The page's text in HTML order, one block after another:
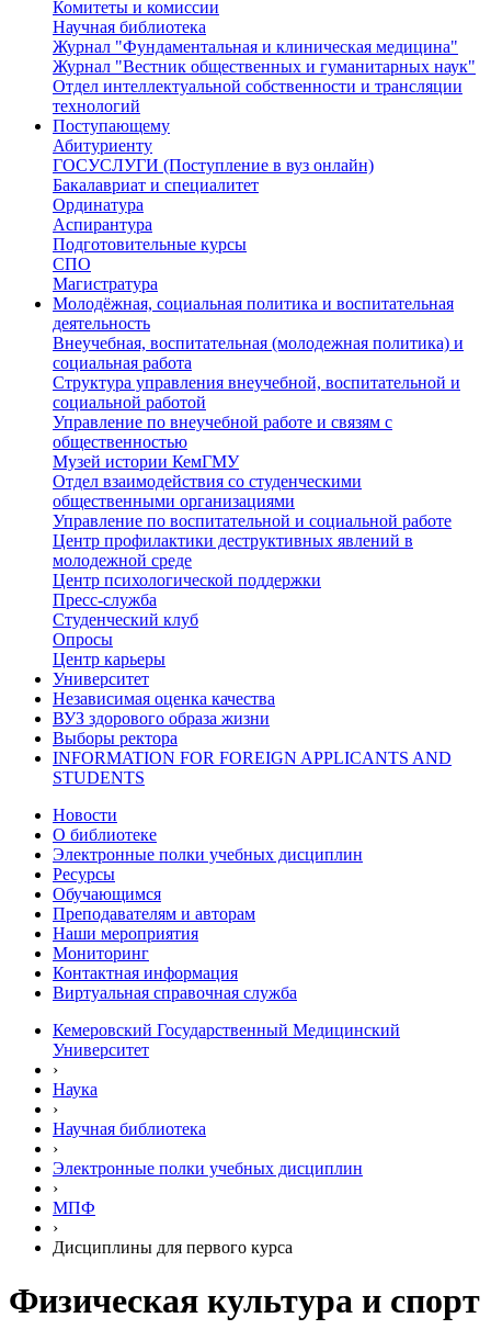
Комитеты и комиссии
Научная библиотека
Журнал "Фундаментальная и клиническая медицина"
Журнал "Вестник общественных и гуманитарных наук"
Отдел интеллектуальной собственности и трансляции
технологий
Поступающему
Абитуриенту
ГОСУСЛУГИ (Поступление в вуз онлайн)
Бакалавриат и специалитет
Ординатура
Аспирантура
Подготовительные курсы
СПО
Магистратура
Молодёжная, социальная политика и воспитательная
деятельность
Внеучебная, воспитательная (молодежная политика) и
социальная работа
Структура управления внеучебной, воспитательной и
социальной работой
Управление по внеучебной работе и связям с
общественностью
Музей истории КемГМУ
Отдел взаимодействия со студенческими
общественными организациями
Управление по воспитательной и социальной работе
Центр профилактики деструктивных явлений в
молодежной среде
Центр психологической поддержки
Пресс-служба
Студенческий клуб
Опросы
Центр карьеры
Университет
Независимая оценка качества
ВУЗ здорового образа жизни
Выборы ректора
INFORMATION FOR FOREIGN APPLICANTS AND
STUDENTS
Новости
О библиотеке
Электронные полки учебных дисциплин
Ресурсы
Обучающимся
Преподавателям и авторам
Наши мероприятия
Мониторинг
Контактная информация
Виртуальная справочная служба
Кемеровский Государственный Медицинский
Университет
›
Наука
›
Научная библиотека
›
Электронные полки учебных диcциплин
›
МПФ
›
Дисциплины для первого курса
Физическая культура и спорт